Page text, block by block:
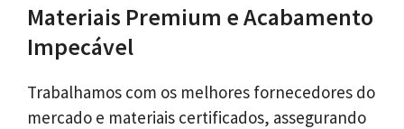
Materiais Premium e Acabamento
Impecável
Trabalhamos com os melhores fornecedores do
mercado e materiais certificados, assegurando